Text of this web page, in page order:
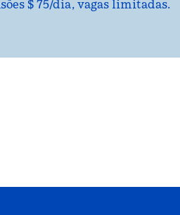
$ 75/dia, vagas limitadas.